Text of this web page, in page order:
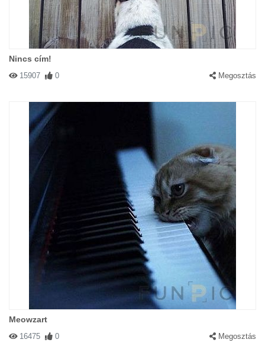
Nincs cím!
15907 0 Megosztás
Meowzart
16475 0 Megosztás